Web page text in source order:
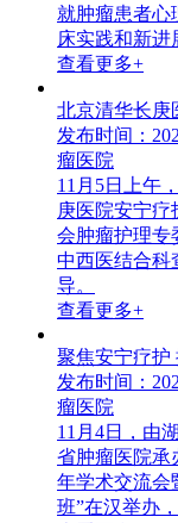
就肿瘤患者心
床实践和新进
查看更多+
北京清华长庚
发布时间：
瘤医院
11月5日上午
庚医院安宁
会肿瘤护理专
中西医结合科
导。
查看更多+
聚焦安宁疗护
发布时间：
瘤医院
11月4日，由
省肿瘤医院承
年学术交流会
班”在汉举办